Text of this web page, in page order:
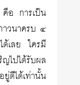
อ การเป็น
วนาครบ ๔
เลย ใครมี
ปได้รับผล
ดีได้เท่านั้น